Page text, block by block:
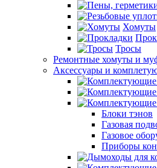
Хомуты
Тросы
Ремонтные хомуты и
Аксессуары и
Блоки тэнов
Газовая
Газовое
Приборы